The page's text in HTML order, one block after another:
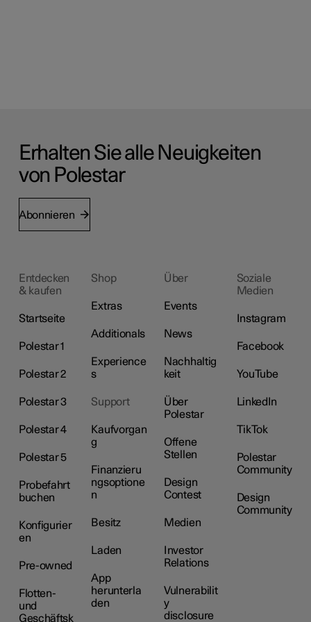
Erhalten Sie alle Neuigkeiten
von Polestar
Abonnieren
Entdecken
& kaufen
Startseite
Polestar 1
Polestar 2
Polestar 3
Polestar 4
Polestar 5
Probefahrt
buchen
Konfigurier
en
Pre-owned
Flotten-
und
Geschäftsk
Shop
Extras
Additionals
Experience
s
Support
Kaufvorgan
g
Finanzieru
ngsoptione
n
Besitz
Laden
App
herunterla
den
Über
Events
News
Nachhaltig
keit
Über
Polestar
Offene
Stellen
Design
Contest
Medien
Investor
Relations
Vulnerabilit
y
disclosure
Soziale
Medien
Instagram
Facebook
YouTube
LinkedIn
TikTok
Polestar
Community
Design
Community